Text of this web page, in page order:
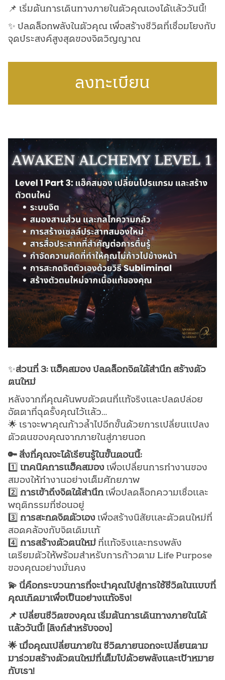
📌 เริ่มต้นการเดินทางภายในตัวคุณเองได้แล้ววันนี้!
✨ ปลดล็อกพลังในตัวคุณ เพื่อสร้างชีวิตที่เชื่อมโยงกับ
จุดประสงค์สูงสุดของจิตวิญญาณ
ลงทะเบียน
✨ส่วนที่ 3: แฮ็คสมอง ปลดล็อกจิตใต้สำนึก สร้างตัว
ตนใหม่
หลังจากที่คุณค้นพบตัวตนที่แท้จริงและปลดปล่อย
อัตตาที่ฉุดรั้งคุณไว้แล้ว…
🌟 เราจะพาคุณก้าวล้ำไปอีกขั้นด้วยการเปลี่ยนแปลง
ตัวตนของคุณจากภายในสู่ภายนอก
🔑 สิ่งที่คุณจะได้เรียนรู้ในขั้นตอนนี้:
1️⃣เทคนิคการแฮ็คสมอง เพื่อเปลี่ยนการทำงานของ
สมองให้ทำงานอย่างเต็มศักยภาพ
2️⃣ การเข้าถึงจิตใต้สำนึกเพื่อปลดล็อกความเชื่อและ
พฤติกรรมที่ซ่อนอยู่
3️⃣ การสะกดจิตตัวเอง เพื่อสร้างนิสัยและตัวตนใหม่ที่
สอดคล้องกับจิตเดิมแท้
4️⃣ การสร้างตัวตนใหม่ที่แท้จริงและทรงพลัง
เตรียมตัวให้พร้อมสำหรับการก้าวตาม Life Purpose
ของคุณอย่างมั่นคง
💫 นี่คือกระบวนการที่จะนำคุณไปสู่การใช้ชีวิตในแบบที่
คุณเกิดมาเพื่อเป็นอย่างแท้จริง!
📌 เปลี่ยนชีวิตของคุณ เริ่มต้นการเดินทางภายในได้
แล้ววันนี้! [ลิงก์สำหรับจอง]
🌟 เมื่อคุณเปลี่ยนภายใน ชีวิตภายนอกจะเปลี่ยนตาม
มาร่วมสร้างตัวตนใหม่ที่เต็มไปด้วยพลังและเป้าหมาย
กับเรา!